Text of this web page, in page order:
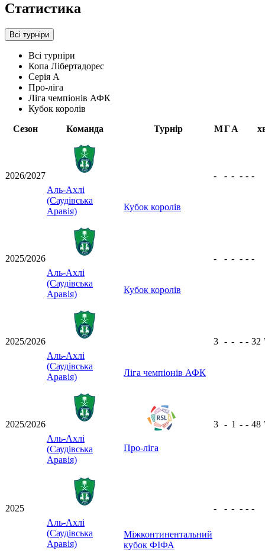
Статистика
Всі турніри
Всі турніри
Копа Лібертадорес
Серія А
Про-ліга
Ліга чемпіонів АФК
Кубок королів
Сезон
Команда Турнір МГА
2026/2027
Аль-Ахлі
(Саудівська
Аравія)
Кубок королів
- - - - - -
2025/2026
Аль-Ахлі
(Саудівська
Аравія)
Кубок королів
- - - - - -
2025/2026
Аль-Ахлі
(Саудівська
Аравія)
Ліга чемпіонів АФК
3 - - - - 32
2025/2026
Аль-Ахлі
(Саудівська
Аравія)
Про-ліга
3 - 1 - - 48
2025
Аль-Ахлі
(Саудівська
Аравія)
Міжконтинентальний
кубок ФІФА
- - - - - -